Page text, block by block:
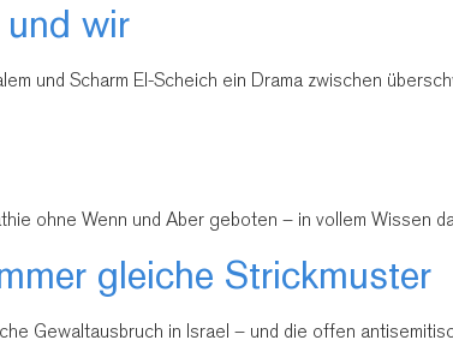
wir
und Scharm El-Scheich ein Drama zwischen
ohne Wenn und Aber geboten – in vollem Wissen
gleiche Strickmuster
Gewaltausbruch in Israel – und die offen